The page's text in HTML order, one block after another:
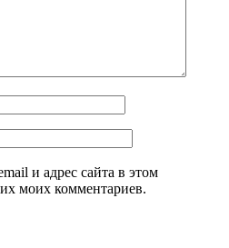
и адрес сайта в этом
моих комментариев.